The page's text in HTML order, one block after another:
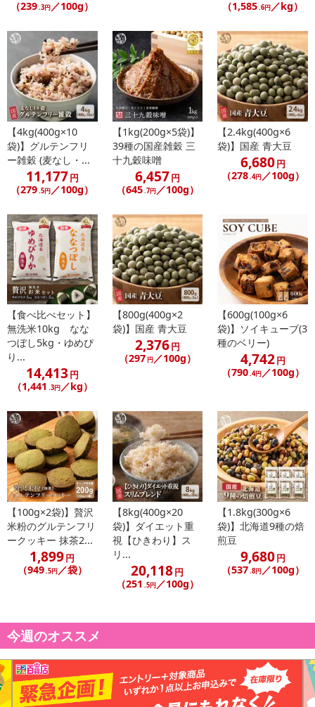
（239.3円／100g） （1,585.6円／kg）
【4kg(400g×10
袋)】グルテンフリ
ー雑穀 (麦なし・...
11,177円
（279.5円 ／100g）
【1kg(200g×5袋)】
39種の国産雑穀 三
十九穀味噌
6,457円
（645.7円／100g）
【2.4kg(400g×6
袋)】国産 青大豆
6,680円
（278.4円／100g）
【食べ比べセット】
無洗米10kg なな
つぼし5kg・ゆめぴ
り...
14,413円
（1,441 .3円／kg）
【800g(400g×2
袋)】国産 青大豆
2,376円
（297 円／100g）
【600g(100g×6
袋)】ソイキューブ(3
種のベリー)
4,742円
（790.4円／100g）
【100g×2袋)】贅沢
米粉のグルテンフリ
ークッキー 抹茶2...
1,899円
（949.5円／袋）
【8kg(400g×20
袋)】ダイエット重
視【ひきわり】ス
リ...
20,118円
（251 .5円／100g）
【1.8kg(300g×6
袋)】北海道9種の焙
煎豆
9,680円
（537.8円／100g）
今週のオススメ